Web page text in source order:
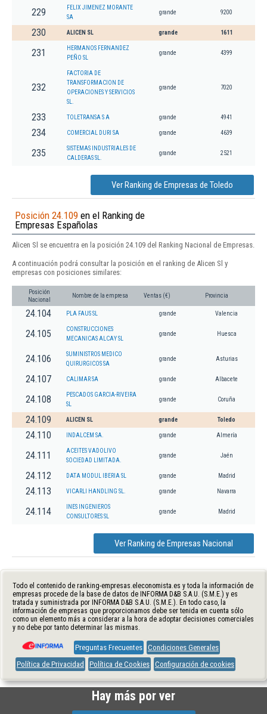
229
FELIX JIMENEZ MORANTE
SA
grande 9200
230 ALICEN SL grande 1611
231
HERMANOS FERNANDEZ
PEÑO SL
grande 4399
232
FACTORIA DE
TRANSFORMACION DE
OPERACIONES Y SERVICIOS
SL.
grande 7020
233 TOLETRANSA S A grande 4941
234 COMERCIAL DURI SA grande 4639
235
SISTEMAS INDUSTRIALES DE
CALDERAS SL.
grande 2521
Ver Ranking de Empresas de Toledo
Posición 24.109 en el Ranking de
Empresas Españolas
Alicen Sl se encuentra en la posición 24.109 del Ranking Nacional de Empresas.
A continuación podrá consultar la posición en el ranking de Alicen Sl y
empresas con posiciones similares:
Posición
Nacional
Nombre de la empresa Ventas (€) Provincia
24.104 PLA FAUS SL grande Valencia
24.105
CONSTRUCCIONES
MECANICAS ALCAY SL
grande Huesca
24.106
SUMINISTROS MEDICO
QUIRURGICOS SA
grande Asturias
24.107 CALIMAR SA grande Albacete
24.108
PESCADOS GARCIA-RIVEIRA
SL
grande Coruña
24.109 ALICEN SL grande Toledo
24.110 INDALCEM SA. grande Almería
24.111
ACEITES VADOLIVO
SOCIEDAD LIMITADA.
grande Jaén
24.112 DATA MODUL IBERIA SL grande Madrid
24.113 VICARLI HANDLING SL. grande Navarra
24.114
INES INGENIEROS
CONSULTORES SL
grande Madrid
Ver Ranking de Empresas Nacional
Todo el contenido de ranking-empresas.eleconomista.es y toda la información de
empresas procede de la base de datos de INFORMA D&B S.A.U. (S.M.E.) y es
tratada y suministrada por INFORMA D&B S.A.U. (S.M.E.). En todo caso, la
información de empresas que proporcionamos debe ser tenida en cuenta sólo
como un elemento más a considerar a la hora de adoptar decisiones comerciales
y no debe por tanto determinar las mismas.
Preguntas Frecuentes Condiciones Generales
Política de Privacidad
Política de Cookies Configuración de cookies
Hay más por ver